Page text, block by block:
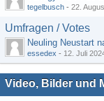
tegelbusch - 22.
Umfragen / Votes
Neuling Neustart
essedex - 12. Juli
Video, Bilder und